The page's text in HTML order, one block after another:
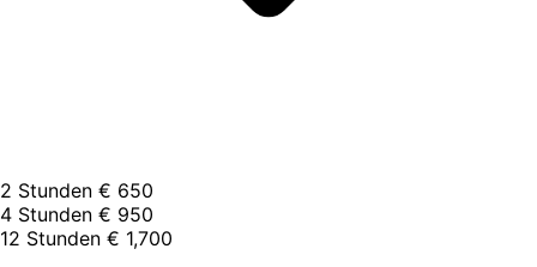
2 Stunden € 650
4 Stunden € 950
12 Stunden € 1,700